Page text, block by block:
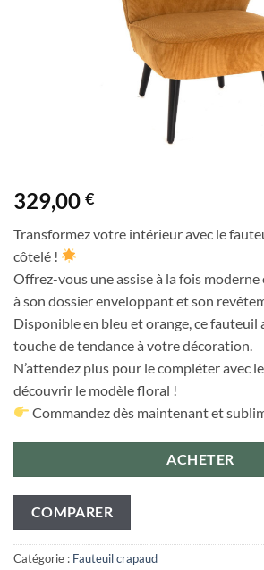
329,00 €
Transformez votre intérieur avec le
côtelé !
Offrez-vous une assise à la fois
à son dossier enveloppant et son
Disponible en bleu et orange, ce fauteuil
touche de tendance à votre décoration.
N’attendez plus pour le compléter avec
découvrir le modèle floral !
Commandez dès maintenant et
ACHETER
COMPARER
Catégorie : Fauteuil crapaud